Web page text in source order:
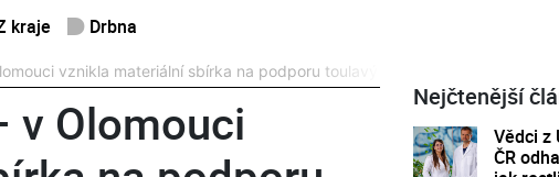
kraje Drbna
vznikla materiální sbírka na podporu toulavých psů v Rumunsku
v Olomouci
Nejčtenější
Vědci z
ČR